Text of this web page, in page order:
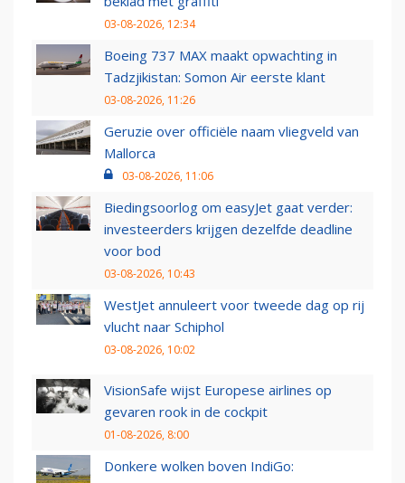
03-08-2026, 12:34
Boeing 737 MAX maakt opwachting in
Tadzjikistan: Somon Air eerste klant
03-08-2026, 11:26
Geruzie over officiële naam vliegveld van
Mallorca
03-08-2026, 11:06
Biedingsoorlog om easyJet gaat verder:
investeerders krijgen dezelfde deadline
voor bod
03-08-2026, 10:43
WestJet annuleert voor tweede dag op rij
vlucht naar Schiphol
03-08-2026, 10:02
VisionSafe wijst Europese airlines op
gevaren rook in de cockpit
01-08-2026, 8:00
Donkere wolken boven IndiGo: